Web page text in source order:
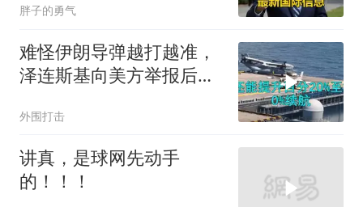
胖子的勇气
难怪伊朗导弹越打越准，
泽连斯基向美方举报后，
外围打击
讲真，是球网先动手
的！！！